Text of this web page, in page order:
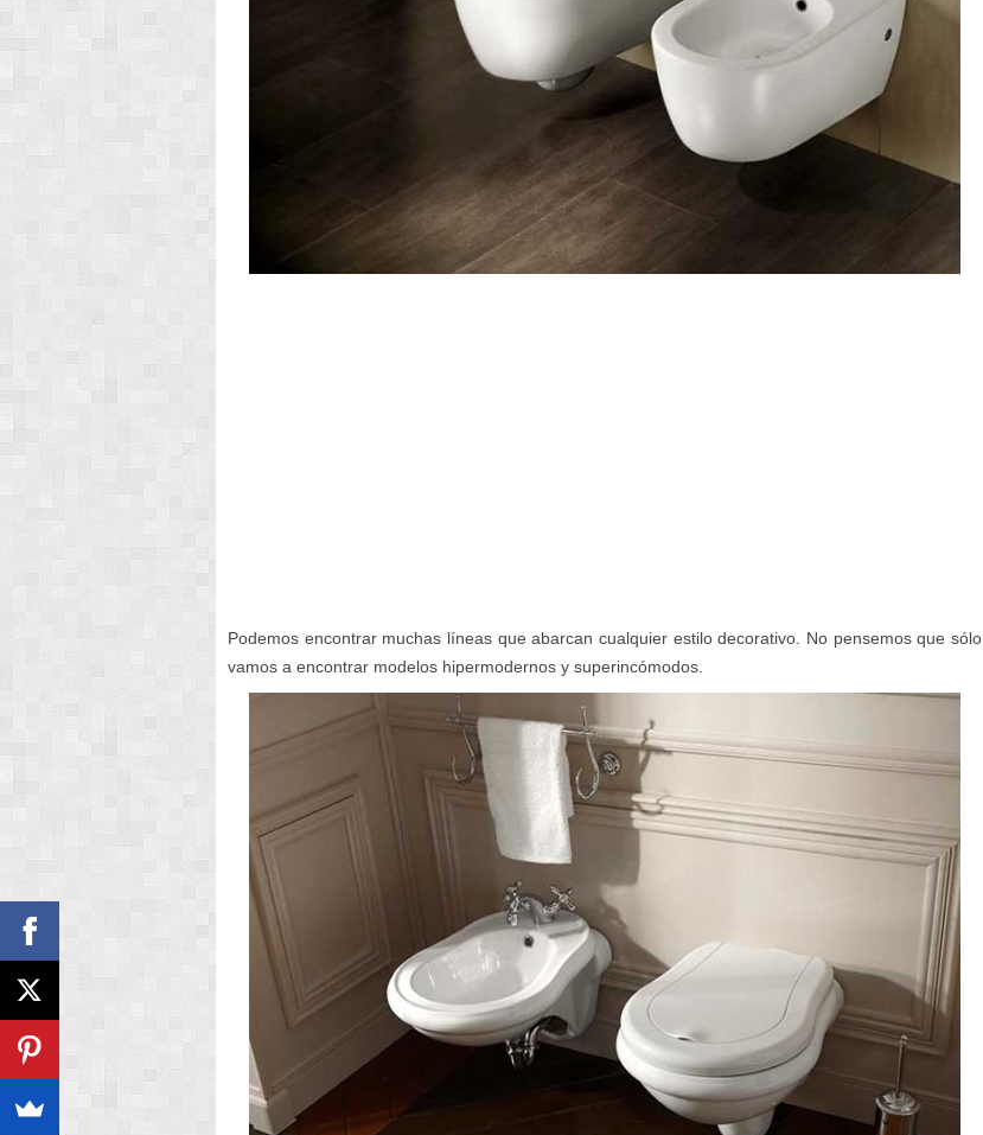
Podemos encontrar muchas líneas que abarcan cualquier estilo decorativo. No pensemos que sólo
vamos a encontrar modelos hipermodernos y superincómodos.